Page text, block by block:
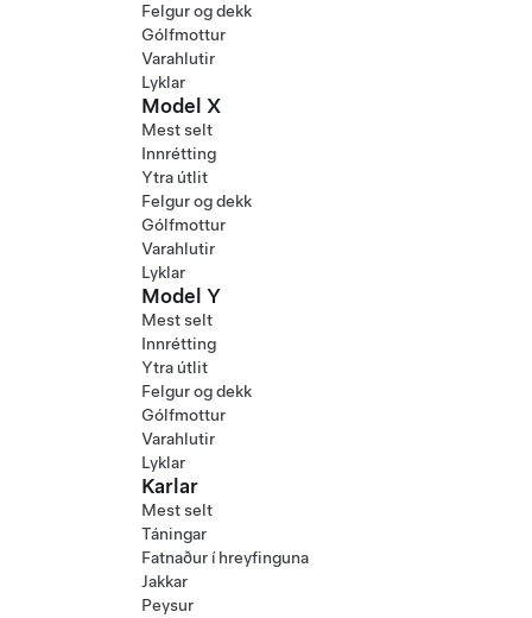
Felgur og dekk
Gólfmottur
Varahlutir
Lyklar
Model X
Mest selt
Innrétting
Ytra útlit
Felgur og dekk
Gólfmottur
Varahlutir
Lyklar
Model Y
Mest selt
Innrétting
Ytra útlit
Felgur og dekk
Gólfmottur
Varahlutir
Lyklar
Karlar
Mest selt
Táningar
Fatnaður í hreyfinguna
Jakkar
Peysur